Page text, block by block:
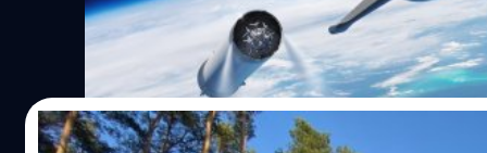
21/02/2020